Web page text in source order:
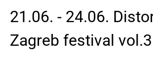
21.06. - 24.06.
Zagreb festival vol.3